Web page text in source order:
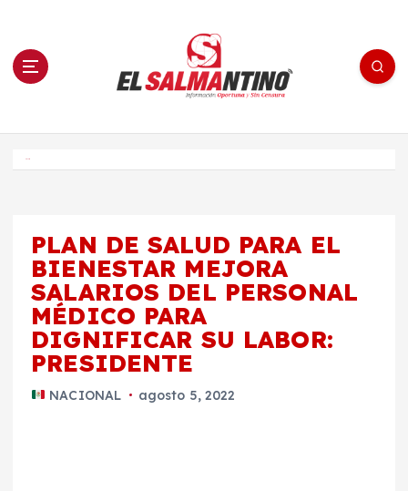
n El Salmantino - medios/noticias/editorial
PLAN DE SALUD PARA EL
BIENESTAR MEJORA
SALARIOS DEL PERSONAL
MÉDICO PARA
DIGNIFICAR SU LABOR:
PRESIDENTE
NACIONAL agosto 5, 2022